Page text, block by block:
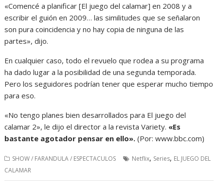
«Comencé a planificar [El juego del calamar] en 2008 y a
escribir el guión en 2009… las similitudes que se señalaron
son pura coincidencia y no hay copia de ninguna de las
partes», dijo.
En cualquier caso, todo el revuelo que rodea a su programa
ha dado lugar a la posibilidad de una segunda temporada.
Pero los seguidores podrían tener que esperar mucho tiempo
para eso.
«No tengo planes bien desarrollados para El juego del
calamar 2», le dijo el director a la revista Variety. «Es
bastante agotador pensar en ello». (Por: www.bbc.com)
SHOW / FARANDULA / ESPECTACULOS Netflix, Series, EL JUEGO DEL
CALAMAR